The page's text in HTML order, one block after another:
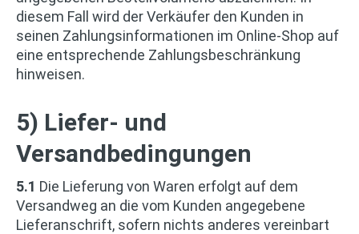
diesem Fall wird der Verkäufer den Kunden in
seinen Zahlungsinformationen im Online-Shop auf
eine entsprechende Zahlungsbeschränkung
hinweisen.
5) Liefer- und
Versandbedingungen
5.1 Die Lieferung von Waren erfolgt auf dem
Versandweg an die vom Kunden angegebene
Lieferanschrift, sofern nichts anderes vereinbart